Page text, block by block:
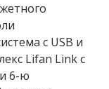
с USB и
Lifan Link c
6-ю